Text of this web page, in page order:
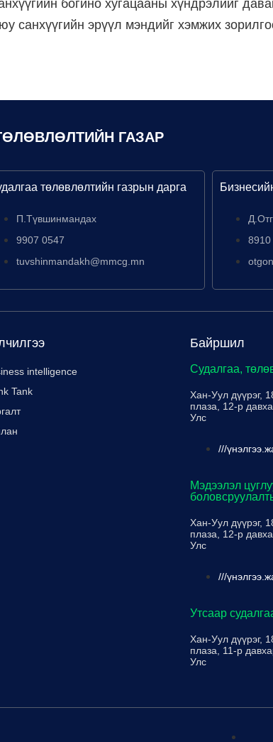
богино хугацааны хүндрэлийг
санхүүгийн эрүүл мэндийг хэмжих
ГАЗАР
төлөвлөлтийн газрын дарга
П.Түвшинмандах
9907 0547
tuvshinmandakh@mmcg.mn
8910
intelligence
Tank
Байршил
Судалгаа,
Хан-Уул дүүрэг,
плаза, 12-р
Улс
///
Мэдээлэл
Хан-Уул дүүрэг,
плаза, 12-р
Улс
///
Утсаар
Хан-Уул дүүрэг,
плаза, 11-р
Улс